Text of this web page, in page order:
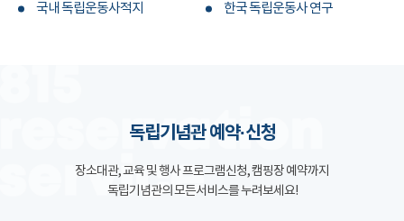
국내 독립운동사적지 한국 독립운동사 연구
독립기념관 예약·신청
장소대관, 교육 및 행사 프로그램신청, 캠핑장 예약까지
독립기념관의 모든서비스를 누려보세요!